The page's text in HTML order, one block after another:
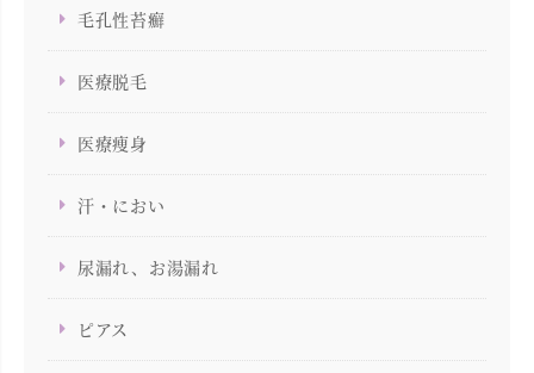
毛孔性苔癬
医療脱毛
医療痩身
汗・におい
尿漏れ、お湯漏れ
ピアス